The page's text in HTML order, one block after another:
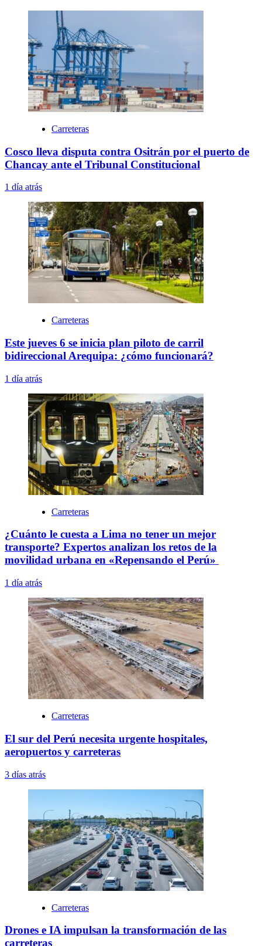
Carreteras
Cosco lleva disputa contra Ositrán por el puerto de
Chancay ante el Tribunal Constitucional
1 día atrás
Carreteras
Este jueves 6 se inicia plan piloto de carril
bidireccional Arequipa: ¿cómo funcionará?
1 día atrás
Carreteras
¿Cuánto le cuesta a Lima no tener un mejor
transporte? Expertos analizan los retos de la
movilidad urbana en «Repensando el Perú»
1 día atrás
Carreteras
El sur del Perú necesita urgente hospitales,
aeropuertos y carreteras
3 días atrás
Carreteras
Drones e IA impulsan la transformación de las
carreteras